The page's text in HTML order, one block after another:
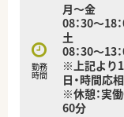
勤務
時間
月～金
08：30～18
土
08：30～13
※上記より
日・時間応
※休憩：実
60分